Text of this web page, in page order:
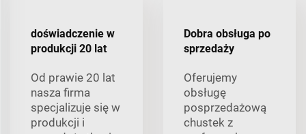
doświadczenie w
produkcji 20 lat
Od prawie 20 lat
nasza firma
specjalizuje się w
produkcji i
Dobra obsługa po
sprzedaży
Oferujemy
obsługę
posprzedażową
chustek z